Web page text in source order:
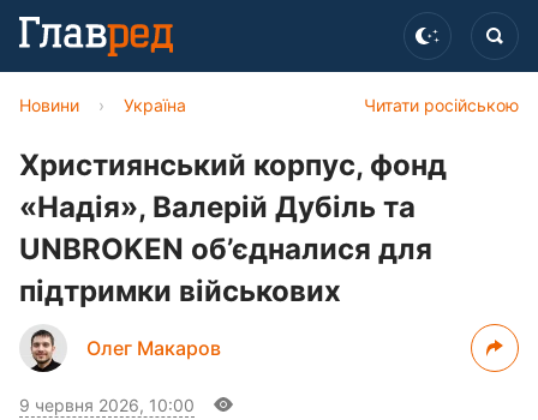
Читати російською
Новини › Україна
Християнський корпус, фонд
«Надія», Валерій Дубіль та
UNBROKEN об’єдналися для
підтримки військових
Олег Макаров
9 червня 2026, 10:00